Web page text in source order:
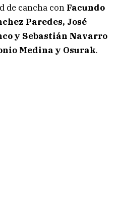
de cancha con Facundo
Paredes, José
y Sebastián Navarro
Medina y Osurak.